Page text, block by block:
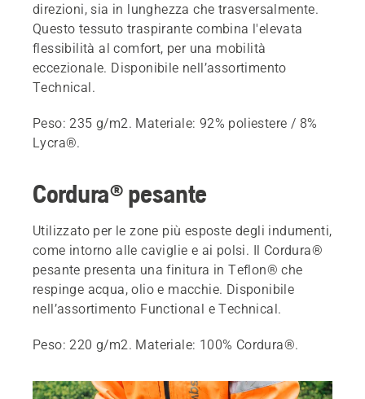
direzioni, sia in lunghezza che trasversalmente.
Questo tessuto traspirante combina l'elevata
flessibilità al comfort, per una mobilità
eccezionale. Disponibile nell’assortimento
Technical.
Peso: 235 g/m2. Materiale: 92% poliestere / 8%
Lycra®.
Cordura® pesante
Utilizzato per le zone più esposte degli indumenti,
come intorno alle caviglie e ai polsi. Il Cordura®
pesante presenta una finitura in Teflon® che
respinge acqua, olio e macchie. Disponibile
nell’assortimento Functional e Technical.
Peso: 220 g/m2. Materiale: 100% Cordura®.